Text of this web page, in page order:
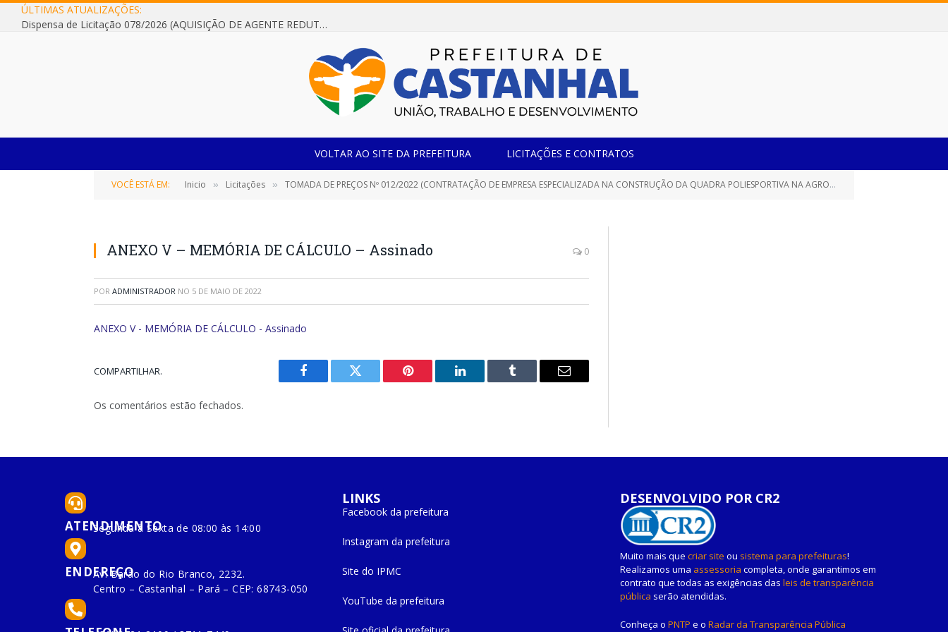
ÚLTIMAS ATUALIZAÇÕES:
Dispensa de Licitação 078/2026 (AQUISIÇÃO DE AGENTE REDUTOR LÍQUIDO AUTOMOTIVO – ARLA 32, PARA ATENDER A FROTA OFICIAL DE VEÍCULOS DA SECRETARIA MUNICIPAL DE EDUCAÇÃO DO MUNICÍPIO DE CASTANHAL/PA)
VOLTAR AO SITE DA PREFEITURA LICITAÇÕES E CONTRATOS
VOCÊ ESTÁ EM: Inicio » Licitações » TOMADA DE PREÇOS Nº 012/2022 (CONTRATAÇÃO DE EMPRESA ESPECIALIZADA NA CONSTRUÇÃO DA QUADRA POLIESPORTIVA NA AGROVILA PACUQUARA, NESTE MUNICÍPIO DE CASTANHAL/PARÁ)
ANEXO V – MEMÓRIA DE CÁLCULO – Assinado 0
POR ADMINISTRADOR NO 5 DE MAIO DE 2022
ANEXO V - MEMÓRIA DE CÁLCULO - Assinado
COMPARTILHAR.
Facebook Twitter Pinterest
O
Tumblr
E-
Os comentários estão fechados.
ATENDIMENTO
Segunda à Sexta de 08:00 às 14:00
ENDEREÇO
Av. Barão do Rio Branco, 2232.
Centro – Castanhal – Pará – CEP: 68743-050
LINKS
Facebook da prefeitura
Instagram da prefeitura
Site do IPMC
YouTube da prefeitura
DESENVOLVIDO POR CR2
Muito mais que criar site ou sistema para prefeituras!
Realizamos uma assessoria completa, onde garantimos em
contrato que todas as exigências das leis de transparência
pública serão atendidas.
Conheça o PNTP e o Radar da Transparência Pública